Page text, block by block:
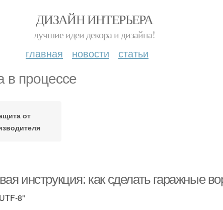
ДИЗАЙН ИНТЕРЬЕРА
лучшие идеи декора и дизайна!
главная новости статьи
в процессе
от
инструкция: как сделать гаражные
8"